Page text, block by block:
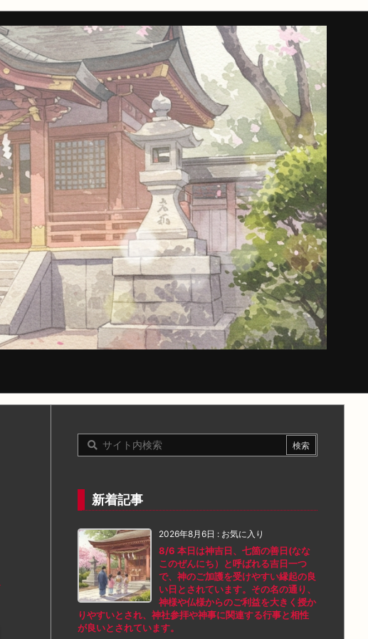
新着記事
2026年8月6日 : お気に入り
8/6 本日は神吉日、七箇の善日(なな
このぜんにち）と呼ばれる吉日一つ
で、神のご加護を受けやすい縁起の良
い日とされています。その名の通り、
神様や仏様からのご利益を大きく授か
りやすいとされ、神社参拝や神事に関連する行事と相性
が良いとされています。